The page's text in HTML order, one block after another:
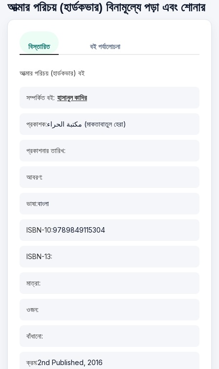
আত্মার পরিচয় (হার্ডকভার) বিনামূল্যে পড়া এবং শোনার
বিস্তারিত বই পর্যালোচনা
আত্মার পরিচয় (হার্ডকভার) বই
সম্পর্কিত বই: হাসানুল কাদির
প্রকাশক: مكتبة الحراء (মাকতাবাতুল হেরা)
প্রকাশনার তারিখ:
আবরণ:
ভাষা:বাংলা
ISBN-10:9789849115304
ISBN-13:
মাত্রা:
ওজন:
বাঁধানো:
ক্রম:2nd Published, 2016